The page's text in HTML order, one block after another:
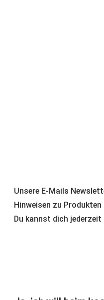
Unsere E-Mails
Hinweisen zu
Du kannst dich